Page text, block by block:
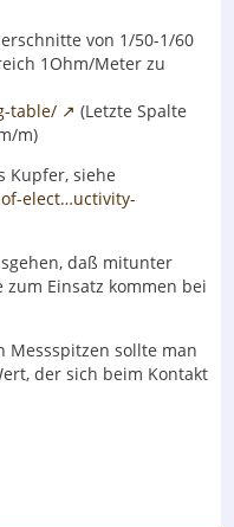
von 1/50-1/60
1Ohm/Meter zu
table/
(Letzte Spalte
m)
Kupfer, siehe
elect…uctivity-
daß mitunter
Einsatz kommen bei
Messspitzen sollte man
der sich beim Kontakt